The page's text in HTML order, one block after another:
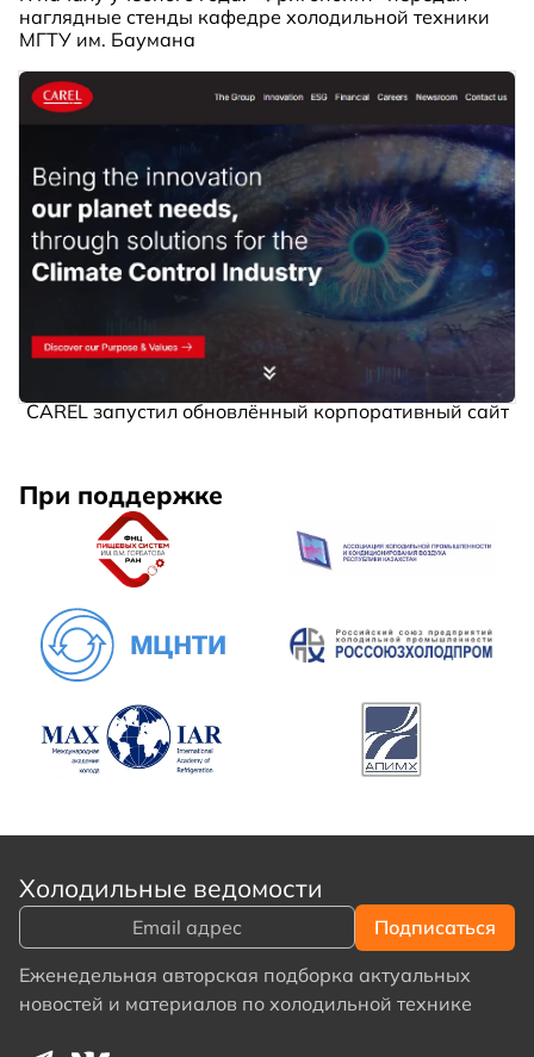
наглядные стенды кафедре холодильной техники
МГТУ им. Баумана
CAREL запустил обновлённый корпоративный сайт
При поддержке
Холодильные ведомости
Еженедельная авторская подборка актуальных
новостей и материалов по холодильной технике